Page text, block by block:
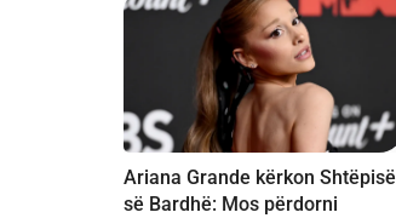
Ariana Grande kërkon Shtëpisë
së Bardhë: Mos përdorni